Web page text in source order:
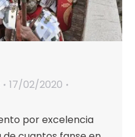
17/02/2020
por excelencia